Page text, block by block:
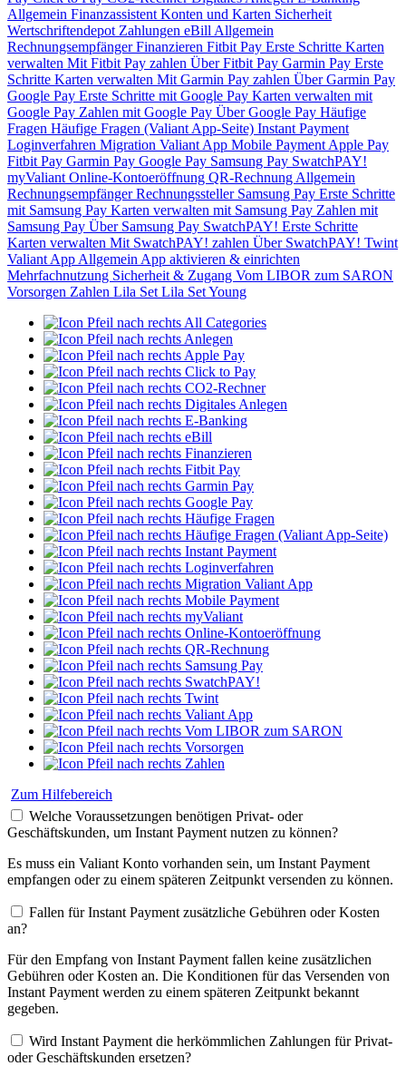
Allgemein Finanzassistent Konten und Karten Sicherheit
Wertschriftendepot Zahlungen eBill Allgemein
RechnungsempfängerFinanzieren Fitbit Pay Erste Schritte Karten
verwalten Mit Fitbit Pay zahlen Über Fitbit Pay Garmin Pay Erste
Schritte Karten verwalten Mit Garmin Pay zahlen Über Garmin Pay
Google Pay Erste Schritte mit Google Pay Karten verwalten mit
Google Pay Zahlen mit Google Pay Über Google Pay Häufige
Fragen Häufige Fragen (Valiant App-Seite) Instant Payment
Loginverfahren Migration Valiant App Mobile Payment Apple Pay
Fitbit Pay Garmin Pay Google Pay Samsung Pay SwatchPAY!
myValiant Online-Kontoeröffnung QR-Rechnung Allgemein
RechnungsempfängerRechnungssteller Samsung Pay Erste Schritte
mit Samsung Pay Karten verwalten mit Samsung Pay Zahlen mit
Samsung Pay Über Samsung Pay SwatchPAY! Erste Schritte
Karten verwalten Mit SwatchPAY! zahlen Über SwatchPAY! Twint
Valiant App Allgemein App aktivieren & einrichten
Mehrfachnutzung Sicherheit & Zugang Vom LIBOR zum SARON
Vorsorgen Zahlen Lila Set Lila Set Young
All Categories
Anlegen
Apple Pay
Click to Pay
CO2-Rechner
Digitales Anlegen
E-Banking
eBill
Finanzieren
Fitbit Pay
Garmin Pay
Google Pay
Häufige Fragen
Häufige Fragen (Valiant App-Seite)
Instant Payment
Loginverfahren
Migration Valiant App
Mobile Payment
myValiant
Online-Kontoeröffnung
QR-Rechnung
Samsung Pay
SwatchPAY!
Twint
Valiant App
Vom LIBOR zum SARON
Vorsorgen
Zahlen
Zum Hilfebereich
Welche Voraussetzungen benötigen Privat- oder
Geschäftskunden, um Instant Payment nutzen zu können?
Es muss ein Valiant Konto vorhanden sein, um Instant Payment
empfangen oder zu einem späteren Zeitpunkt versenden zu können.
Fallen für Instant Payment zusätzliche Gebühren oder Kosten
an?
Für den Empfang von Instant Payment fallen keine zusätzlichen
Gebühren oder Kosten an. Die Konditionen für das Versenden von
Instant Payment werden zu einem späteren Zeitpunkt bekannt
gegeben.
Wird Instant Payment die herkömmlichen Zahlungen für Privat-
oder Geschäftskunden ersetzen?